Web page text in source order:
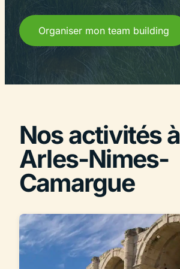
Organiser mon team building
Nos activités à
Arles-Nimes-
Camargue